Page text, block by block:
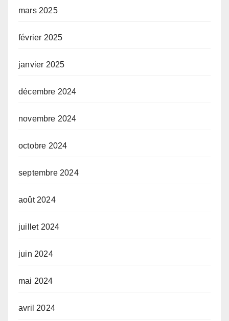
mars 2025
février 2025
janvier 2025
décembre 2024
novembre 2024
octobre 2024
septembre 2024
août 2024
juillet 2024
juin 2024
mai 2024
avril 2024